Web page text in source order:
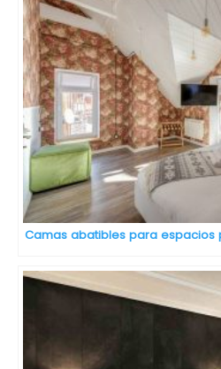
Camas abatibles para espacios